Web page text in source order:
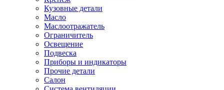
Кузовные детали
Масло
Маслоотражатель
Ограничитель
Освещение
Подвеска
Приборы и индикаторы
Прочие детали
Салон